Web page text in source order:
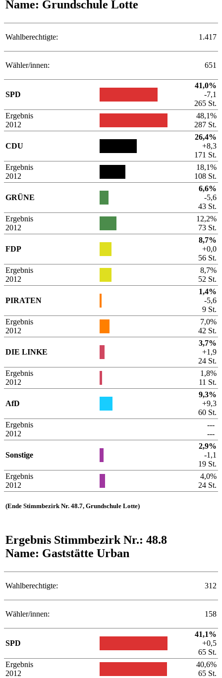
Name: Grundschule Lotte
Wahlberechtigte: 1.417
Wähler/innen: 651
SPD
41,0%
-7,1
265 St.
Ergebnis
2012
48,1%
287 St.
CDU
26,4%
+8,3
171 St.
Ergebnis
2012
18,1%
108 St.
GRÜNE
6,6%
-5,6
43 St.
Ergebnis
2012
12,2%
73 St.
FDP
8,7%
+0,0
56 St.
Ergebnis
2012
8,7%
52 St.
PIRATEN
1,4%
-5,6
9 St.
Ergebnis
2012
7,0%
42 St.
DIE LINKE
3,7%
+1,9
24 St.
Ergebnis
2012
1,8%
11 St.
AfD
9,3%
+9,3
60 St.
Ergebnis
2012
---
---
Sonstige
2,9%
-1,1
19 St.
Ergebnis
2012
4,0%
24 St.
(Ende Stimmbezirk Nr. 48.7, Grundschule Lotte)
Ergebnis Stimmbezirk Nr.: 48.8
Name: Gaststätte Urban
Wahlberechtigte: 312
Wähler/innen: 158
SPD
41,1%
+0,5
65 St.
Ergebnis
2012
40,6%
65 St.